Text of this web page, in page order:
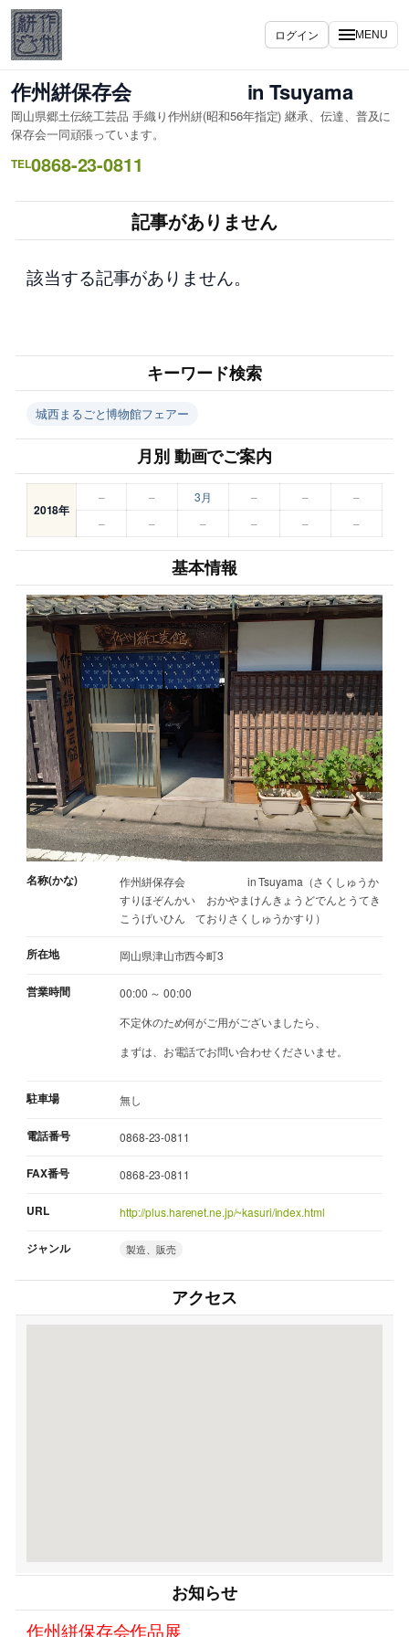
内
容
を
ス
キ
ッ
プ
ログイン MENU
作州絣保存会 in Tsuyama
岡山県郷土伝統工芸品 手織り作州絣(昭和56年指定) 継承、伝達、普及に
保存会一同頑張っています。
TEL0868-23-0811
記事がありません
該当する記事がありません。
キーワード検索
城西まるごと博物館フェアー
月別 動画でご案内
2018年
– – 3月 – –
–
–
– – – – –
基本情報
名称(かな)
作州絣保存会 in Tsuyama（さくしゅうか
すりほぞんかい おかやまけんきょうどでんとうてき
こうげいひん ておりさくしゅうかすり）
所在地 岡山県津山市西今町3
営業時間
00:00 ～ 00:00
不定休のため何がご用がございましたら、
まずは、お電話でお問い合わせくださいませ。
駐車場 無し
電話番号 0868-23-0811
FAX番号 0868-23-0811
URL http://plus.harenet.ne.jp/~kasuri/index.html
ジャンル 製造、販売
アクセス
お知らせ
作州絣保存会作品展